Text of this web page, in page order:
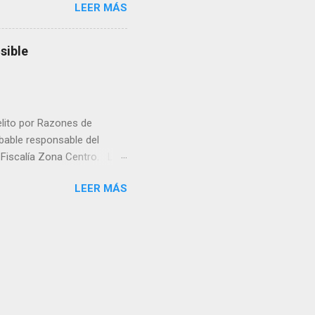
lo mejor en el IMSS?,
o algo?, yo creo que
así de que, 'por
por los vínculos y las
LEER MÁS
por Razones de
responsable del
Zona Centro. La
por un objeto
y que será la
LEER MÁS